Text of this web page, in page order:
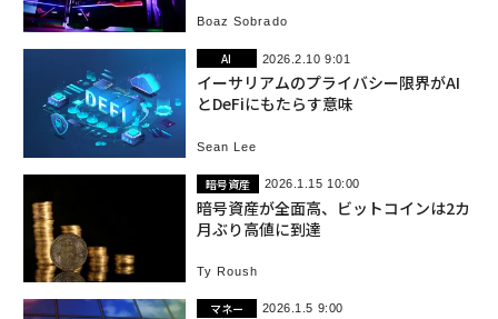
Boaz Sobrado
AI 2026.2.10 9:01
イーサリアムのプライバシー限界がAI
とDeFiにもたらす意味
Sean Lee
暗号資産 2026.1.15 10:00
暗号資産が全面高、ビットコインは2カ
月ぶり高値に到達
Ty Roush
マネー 2026.1.5 9:00